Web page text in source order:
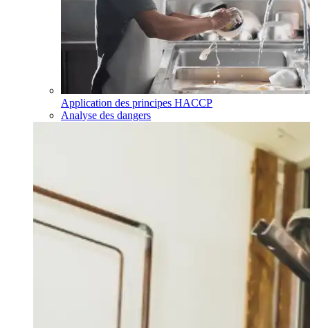
Application des principes HACCP
Analyse des dangers